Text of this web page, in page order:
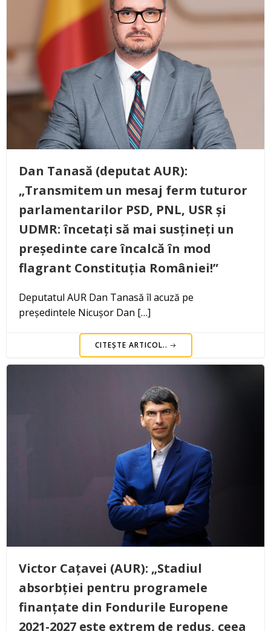
Dan Tanasă (deputat AUR):
„Transmitem un mesaj ferm tuturor
parlamentarilor PSD, PNL, USR și
UDMR: încetați să mai susțineți un
președinte care încalcă în mod
flagrant Constituția României!”
Deputatul AUR Dan Tanasă îl acuză pe
președintele Nicușor Dan […]
CITEȘTE ARTICOL..
Victor Cațavei (AUR): „Stadiul
absorbției pentru programele
finanțate din Fondurile Europene
2021-2027 este extrem de redus, ceea